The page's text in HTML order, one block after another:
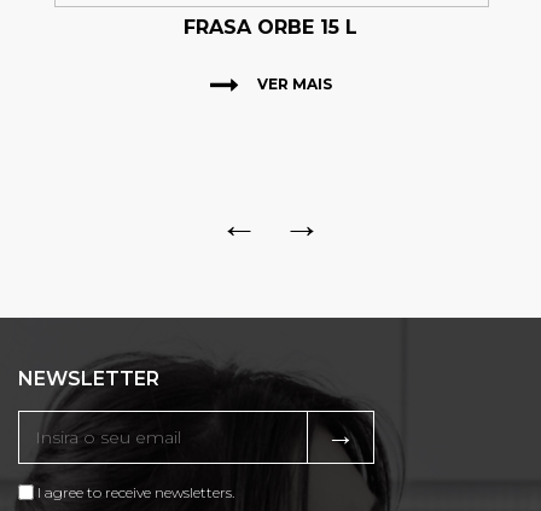
FRASA ORBE 15 L
VER MAIS
← →
NEWSLETTER
→
I agree to receive newsletters.